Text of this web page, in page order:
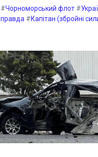
#Чорноморський флот #
правда #Капітан (збройні